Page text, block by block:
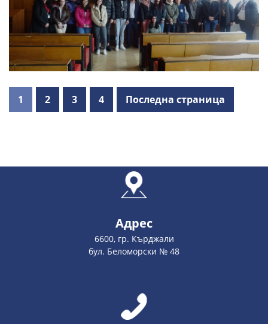
1 2 3 4 Последна страница
Адрес
6600, гр. Кърджали
бул. Беломорски № 48